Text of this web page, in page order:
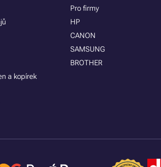
a kopírek
Pro firmy
HP
CANON
SAMSUNG
BROTHER